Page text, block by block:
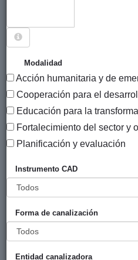
Modalidad
Acción humanitaria y de
Cooperación para el
Educación para la
Fortalecimiento del sector y
Planificación y evaluación
Instrumento CAD
Forma de canalización
Entidad canalizadora
PROYECTOS CUYO
75
Título
Entidad
Fondo Alavés
de
Emergencias
(aportación
de la
Diputación
Foral de
Foral de